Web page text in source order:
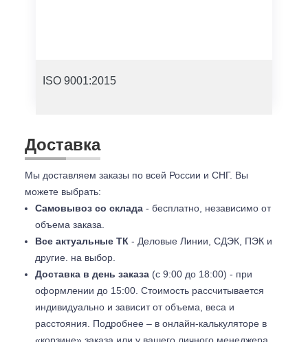
ISO 9001:2015
Доставка
Мы доставляем заказы по всей России и СНГ. Вы
можете выбрать:
Самовывоз со склада - бесплатно, независимо от
объема заказа.
Все актуальные ТК - Деловые Линии, СДЭК, ПЭК и
другие. на выбор.
Доставка в день заказа (с 9:00 до 18:00) - при
оформлении до 15:00. Стоимость рассчитывается
индивидуально и зависит от объема, веса и
расстояния. Подробнее – в онлайн-калькуляторе в